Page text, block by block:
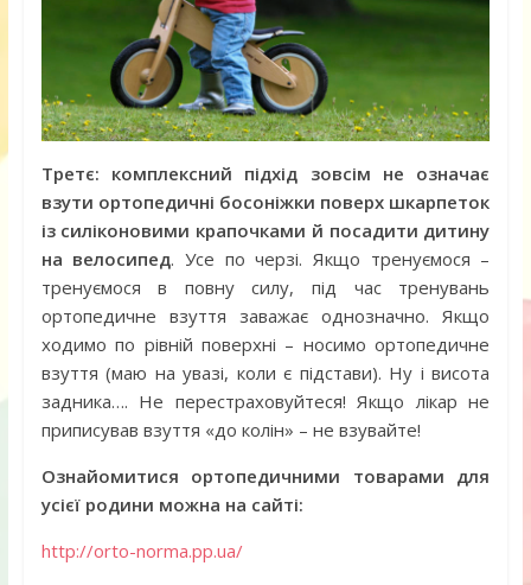
Третє: комплексний підхід зовсім не означає
взути ортопедичні босоніжки поверх шкарпеток
із силіконовими крапочками й посадити дитину
на велосипед. Усе по черзі. Якщо тренуємося –
тренуємося в повну силу, під час тренувань
ортопедичне взуття заважає однозначно. Якщо
ходимо по рівній поверхні – носимо ортопедичне
взуття (маю на увазі, коли є підстави). Ну і висота
задника…. Не перестраховуйтеся! Якщо лікар не
приписував взуття «до колін» – не взувайте!
Ознайомитися ортопедичними товарами для
усієї родини можна на сайті:
http://orto-norma.pp.ua/